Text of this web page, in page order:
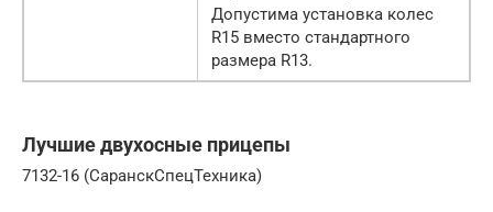
Допустима установка колес
R15 вместо стандартного
размера R13.
Лучшие двухосные прицепы
7132-16 (СаранскСпецТехника)